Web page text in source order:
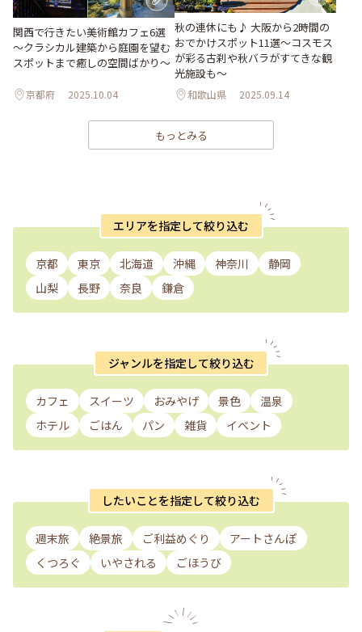
関西で行きたい美術館カフェ6選
～クラシカル建築から庭園を望む
スポットまで癒しの空間ばかり～
京都府 2025.10.04
秋の連休にも♪ 大阪から2時間の
おでかけスポット11選～コスモス
が彩る古刹や秋バラがすてきな観
光施設も～
和歌山県 2025.09.14
もっとみる
エリアを指定して絞り込む
京都 東京 北海道 沖縄 神奈川
静岡
山梨
長野 奈良 鎌倉
ジャンルを指定して絞り込む
カフェ スイーツ おみやげ 景色
温泉
ホテル
ごはん パン 雑貨 イベント
したいことを指定して絞り込む
週末旅 絶景旅 ご利益めぐり
アートさんぽ
くつろぐ
いやされる ごほうび